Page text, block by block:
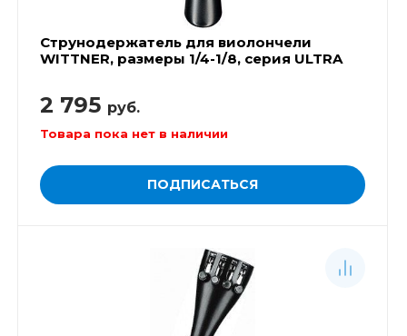
Струнодержатель для виолончели
WITTNER, размеры 1/4-1/8, серия ULTRA
2 795 руб.
Товара пока нет в наличии
ПОДПИСАТЬСЯ